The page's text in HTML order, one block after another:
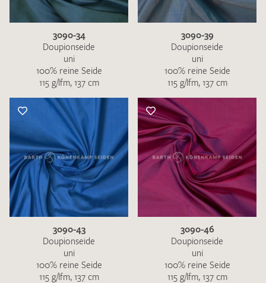
3090-34
Doupionseide
uni
100% reine Seide
115 g/lfm, 137 cm
3090-39
Doupionseide
uni
100% reine Seide
115 g/lfm, 137 cm
3090-43
Doupionseide
uni
100% reine Seide
115 g/lfm, 137 cm
3090-46
Doupionseide
uni
100% reine Seide
115 g/lfm, 137 cm